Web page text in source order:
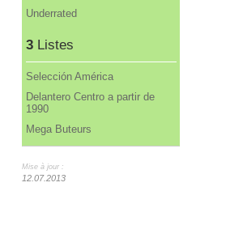
Underrated
3Listes
Selección América
Delantero Centro a partir de
1990
Mega Buteurs
Mise à jour :
12.07.2013